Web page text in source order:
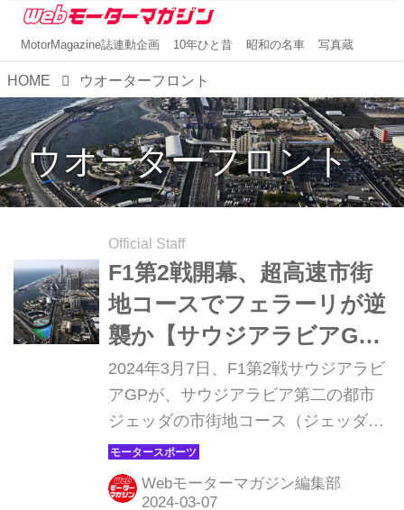
MotorMagazine誌連動企画 10年ひと昔 昭和の名車 写真蔵
HOME ウオーターフロント
ウオーターフロント
Official Staff
F1第2戦開幕、超高速市街
地コースでフェラーリが逆
襲か【サウジアラビアGP
プレビュー】
2024年3月7日、F1第2戦サウジアラビ
アGPが、サウジアラビア第二の都市
ジェッダの市街地コース（ジェッダ・
コーニッシュ・サーキット）で開幕す
る。開幕戦バーレーンGPからの連戦
で、F1は早くも2戦目を迎える。レッ
Webモーターマガジン編集部